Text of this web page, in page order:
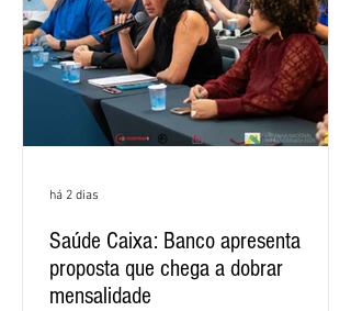
Saúde Caixa: Banco apresenta
proposta que chega a dobrar
mensalidade
há 2 dias